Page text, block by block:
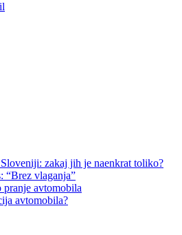
zakaj jih je naenkrat toliko?
“Brez vlaganja”
avtomobila
avtomobila?